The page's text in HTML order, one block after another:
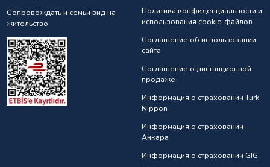
Сопровождать и семьи вид на
жительство
Политика конфиденциальности и
использования cookie-файлов
Соглашение об использовании
сайта
Соглашение о дистанционной
продаже
Информация о страховании Turk
Nippon
Информация о страховании
Анкарa
Информация о страховании GIG